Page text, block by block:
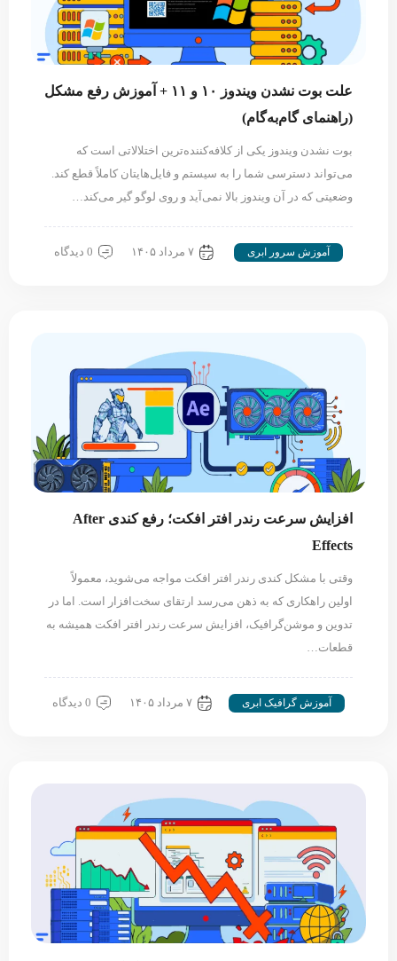
علت بوت نشدن ویندوز ۱۰ و ۱۱ + آموزش رفع مشکل
(راهنمای گام‌به‌گام)
بوت نشدن ویندوز یکی از کلافه‌کننده‌ترین اختلالاتی است که
می‌تواند دسترسی شما را به سیستم و فایل‌هایتان کاملاً قطع کند.
وضعیتی که در آن ویندوز بالا نمی‌آید و روی لوگو گیر می‌کند…
آموزش سرور ابری ۷ مرداد ۱۴۰۵ 0 دیدگاه
افزایش سرعت رندر افتر افکت؛ رفع کندی After
Effects
وقتی با مشکل کندی رندر افتر افکت مواجه می‌شوید، معمولاً
اولین راهکاری که به ذهن می‌رسد ارتقای سخت‌افزار است. اما در
تدوین و موشن‌گرافیک، افزایش سرعت رندر افتر افکت همیشه به
قطعات…
آموزش گرافیک ابری ۷ مرداد ۱۴۰۵ 0 دیدگاه